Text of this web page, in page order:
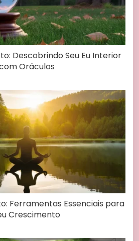
Descobrindo Seu Eu Interior
Oráculos
Ferramentas Essenciais para
Crescimento